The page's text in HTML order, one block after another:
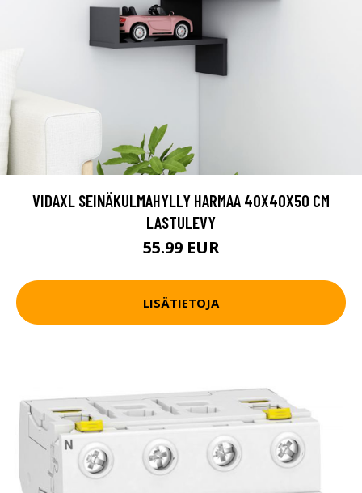
VIDAXL SEINÄKULMAHYLLY HARMAA 40X40X50 CM
LASTULEVY
55.99 EUR
LISÄTIETOJA